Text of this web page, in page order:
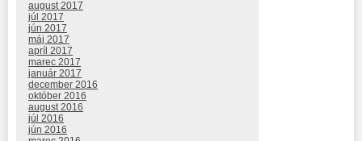
august 2017
júl 2017
jún 2017
máj 2017
apríl 2017
marec 2017
január 2017
december 2016
október 2016
august 2016
júl 2016
jún 2016